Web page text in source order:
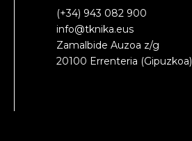
(+34) 943 082 900
info@tknika.eus
Zamalbide Auzoa z/g
20100 Errenteria (Gipuzkoa)